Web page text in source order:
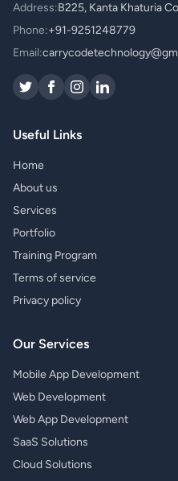
Address:B225, Kanta Khaturia
Phone:+91-9251248779
Email:
Useful Links
Home
About us
Services
Portfolio
Training Program
Terms of service
Privacy policy
Our Services
Mobile App Development
Web Development
Web App Development
SaaS Solutions
Cloud Solutions